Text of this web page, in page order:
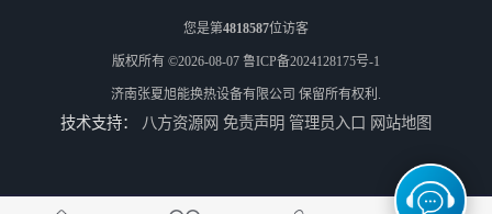
您是第4818587位访客
版权所有 ©2026-08-07 鲁ICP备2024128175号-1
济南张夏旭能换热设备有限公司 保留所有权利.
技术支持： 八方资源网 免责声明 管理员入口 网站地图